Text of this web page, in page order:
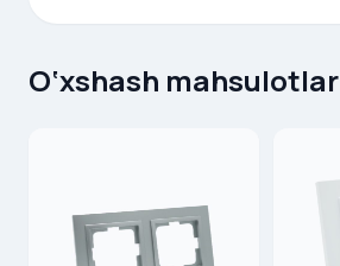
O‘xshash mahsulotlar